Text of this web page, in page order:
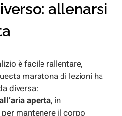
allenarsi
è facile rallentare,
maratona di lezioni ha
diversa:
aperta, in
per mantenere il corpo